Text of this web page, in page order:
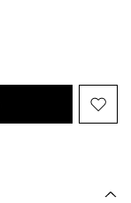
Auf
die